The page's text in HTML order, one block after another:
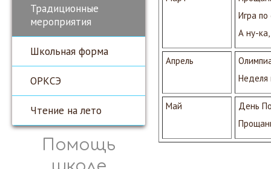
Традиционные
мероприятия
Школьная форма
ОРКСЭ
Чтение на лето
Помощь
Игра
А ну-
Апрель
Неделя
Май
День